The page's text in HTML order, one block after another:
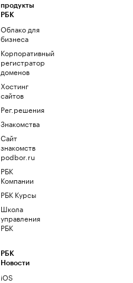
продукты
РБК
Облако для
бизнеса
Корпоративный
регистратор
доменов
Хостинг
сайтов
Рег.решения
Знакомства
Сайт
знакомств
podbor.ru
РБК
Компании
РБК Курсы
Школа
управления
РБК
РБК
Новости
iOS